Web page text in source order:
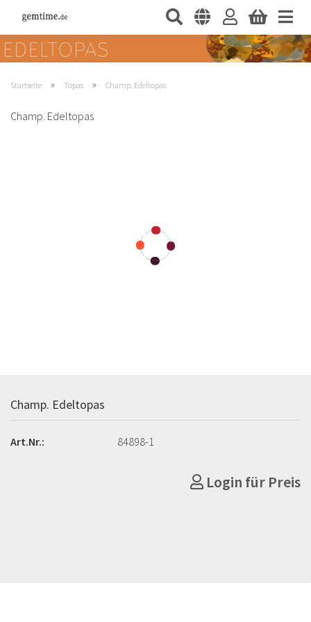
Startseite » Topas » Champ. Edeltopas
Champ. Edeltopas
Champ. Edeltopas
Art.Nr.: 84898-1
Login für Preis